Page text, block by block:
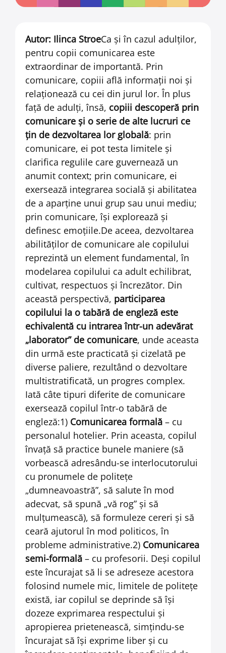
Autor: Ilinca StroeCa şi în cazul adulţilor,
pentru copii comunicarea este
extraordinar de importantă. Prin
comunicare, copiii află informaţii noi şi
relaţionează cu cei din jurul lor. În plus
faţă de adulţi, însă, copiii descoperă prin
comunicare şi o serie de alte lucruri ce
ţin de dezvoltarea lor globală: prin
comunicare, ei pot testa limitele şi
clarifica regulile care guvernează un
anumit context; prin comunicare, ei
exersează integrarea socială şi abilitatea
de a aparţine unui grup sau unui mediu;
prin comunicare, îşi explorează şi
definesc emoţiile.De aceea, dezvoltarea
abilităţilor de comunicare ale copilului
reprezintă un element fundamental, în
modelarea copilului ca adult echilibrat,
cultivat, respectuos şi încrezător. Din
această perspectivă, participarea
copilului la o tabără de engleză este
echivalentă cu intrarea într-un adevărat
„laborator” de comunicare, unde aceasta
din urmă este practicată şi cizelată pe
diverse paliere, rezultând o dezvoltare
multistratificată, un progres complex.
Iată câte tipuri diferite de comunicare
exersează copilul într-o tabără de
engleză:1) Comunicarea formală – cu
personalul hotelier. Prin aceasta, copilul
învaţă să practice bunele maniere (să
vorbească adresându-se interlocutorului
cu pronumele de politeţe
„dumneavoastră”, să salute în mod
adecvat, să spună „vă rog” şi să
mulţumească), să formuleze cereri şi să
ceară ajutorul în mod politicos, în
probleme administrative.2) Comunicarea
semi-formală – cu profesorii. Deşi copilul
este încurajat să li se adreseze acestora
folosind numele mic, limitele de politeţe
există, iar copilul se deprinde să îşi
dozeze exprimarea respectului şi
apropierea prietenească, simţindu-se
încurajat să îşi exprime liber şi cu